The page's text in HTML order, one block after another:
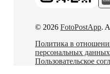
© 2026 FotoPostApp.
Политика в
персональных данных
Пользовательское